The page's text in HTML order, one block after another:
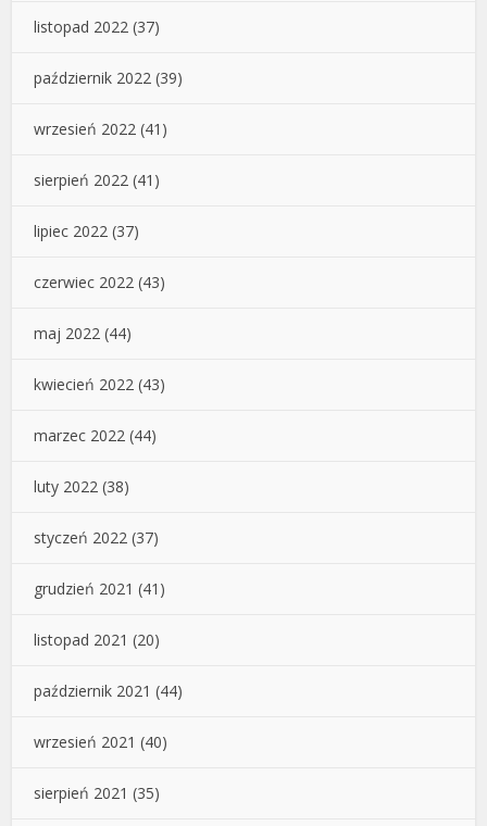
listopad 2022 (37)
październik 2022 (39)
wrzesień 2022 (41)
sierpień 2022 (41)
lipiec 2022 (37)
czerwiec 2022 (43)
maj 2022 (44)
kwiecień 2022 (43)
marzec 2022 (44)
luty 2022 (38)
styczeń 2022 (37)
grudzień 2021 (41)
listopad 2021 (20)
październik 2021 (44)
wrzesień 2021 (40)
sierpień 2021 (35)